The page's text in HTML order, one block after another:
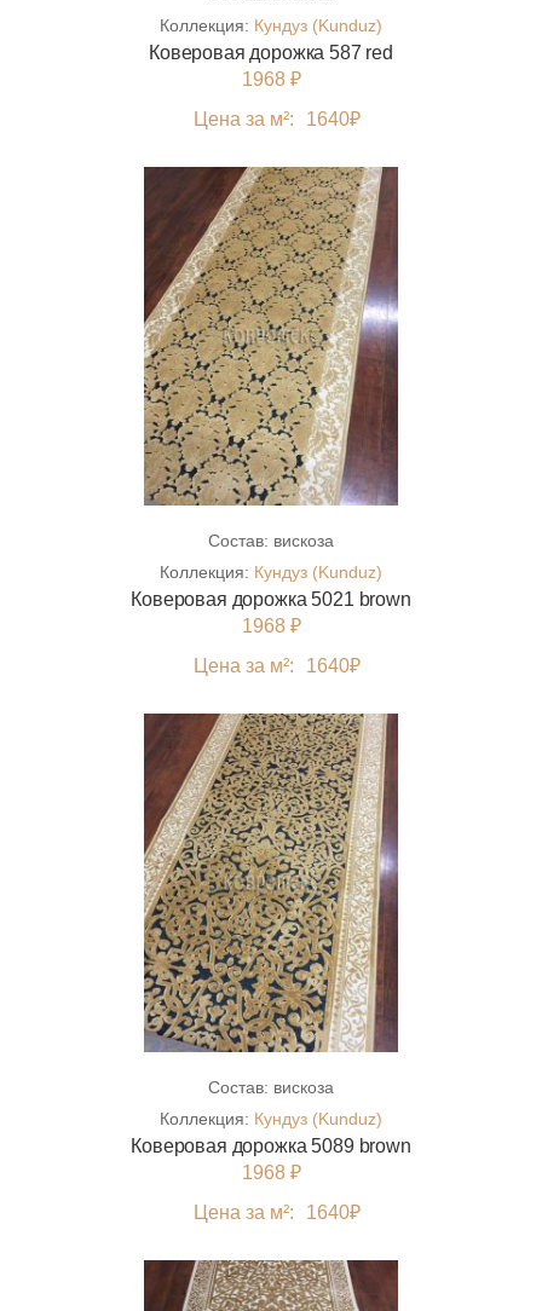
Коллекция: Кундуз (Kunduz)
Коверовая дорожка 587 red
1968 ₽
Цена за м²:
1640₽
Состав: вискоза
Коллекция: Кундуз (Kunduz)
Коверовая дорожка 5021 brown
1968 ₽
Цена за м²:
1640₽
Состав: вискоза
Коллекция: Кундуз (Kunduz)
Коверовая дорожка 5089 brown
1968 ₽
Цена за м²:
1640₽